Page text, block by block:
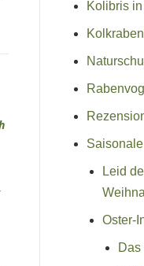
Kolibris
Leid
Oster-
Das